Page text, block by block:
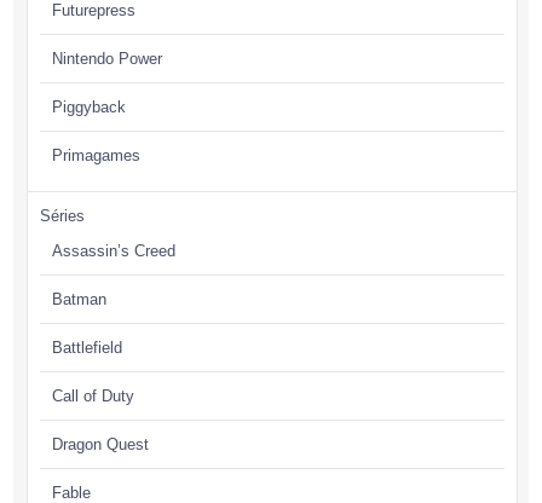
Futurepress
Nintendo Power
Piggyback
Primagames
Séries
Assassin’s Creed
Batman
Battlefield
Call of Duty
Dragon Quest
Fable